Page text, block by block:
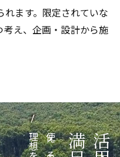
ます。限定されていな
え、企画・設計から施